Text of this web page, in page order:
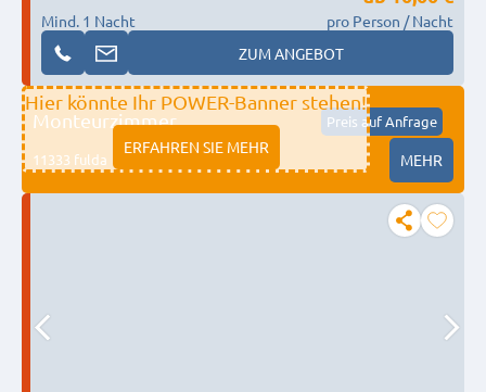
Mind. 1 Nacht
pro Person / Nacht
ZUM ANGEBOT
Hier könnte Ihr POWER-Banner stehen!
ERFAHREN SIE MEHR
Monteurzimmer Preis auf Anfrage
11333 fulda MEHR